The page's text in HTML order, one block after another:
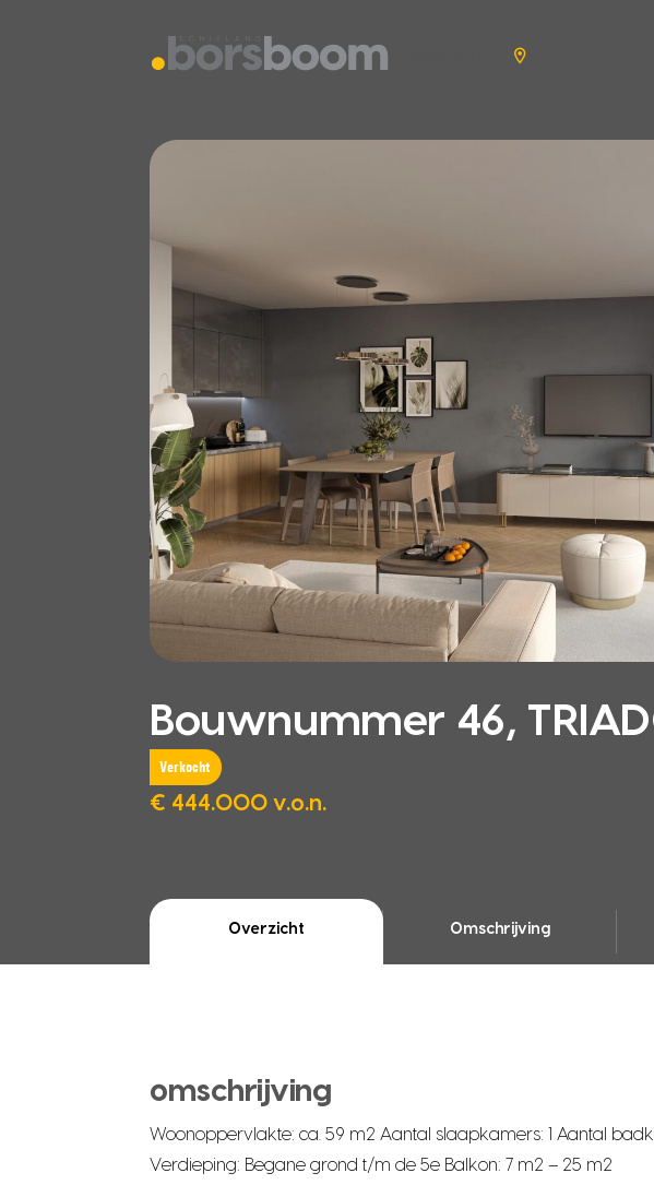
Bouwnummer 46,
Verkocht
€ 444.000 v.o.n.
Overzicht Omschrijving
omschrijving
Woonoppervlakte: ca. 59 m2 Aantal slaapkamers: 1 Aantal
Verdieping: Begane grond t/m de 5e Balkon: 7 m2 – 25 m2